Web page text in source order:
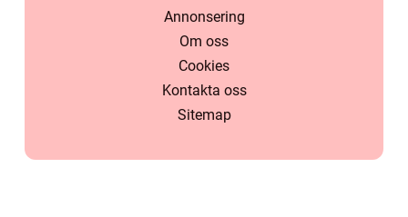
Annonsering
Om oss
Cookies
Kontakta oss
Sitemap